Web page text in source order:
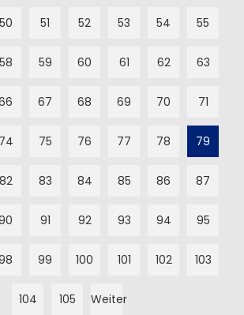
50 51 52 53 54 55
58 59 60 61 62 63
67 68 69 70 71
74 75 76 77 78 79
82 83 84 85 86 87
91 92 93 94 95
99 100 101 102 103
104 105 Weiter